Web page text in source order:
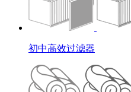
初中高效过滤器